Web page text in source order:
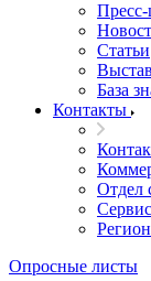
Пресс-
Статьи
База
Контакты
Отдел
Опросные листы